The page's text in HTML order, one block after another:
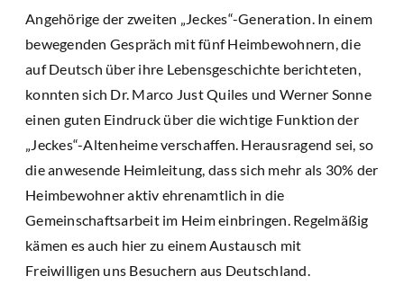
Angehörige der zweiten „Jeckes“-Generation. In einem
bewegenden Gespräch mit fünf Heimbewohnern, die
auf Deutsch über ihre Lebensgeschichte berichteten,
konnten sich Dr. Marco Just Quiles und Werner Sonne
einen guten Eindruck über die wichtige Funktion der
„Jeckes“-Altenheime verschaffen. Herausragend sei, so
die anwesende Heimleitung, dass sich mehr als 30% der
Heimbewohner aktiv ehrenamtlich in die
Gemeinschaftsarbeit im Heim einbringen. Regelmäßig
kämen es auch hier zu einem Austausch mit
Freiwilligen uns Besuchern aus Deutschland.